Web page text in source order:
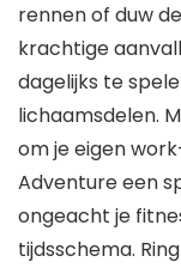
rennen of duw
krachtige
dagelijks te
lichaamsdelen.
om je eigen
Adventure een
ongeacht je
tijdsschema.